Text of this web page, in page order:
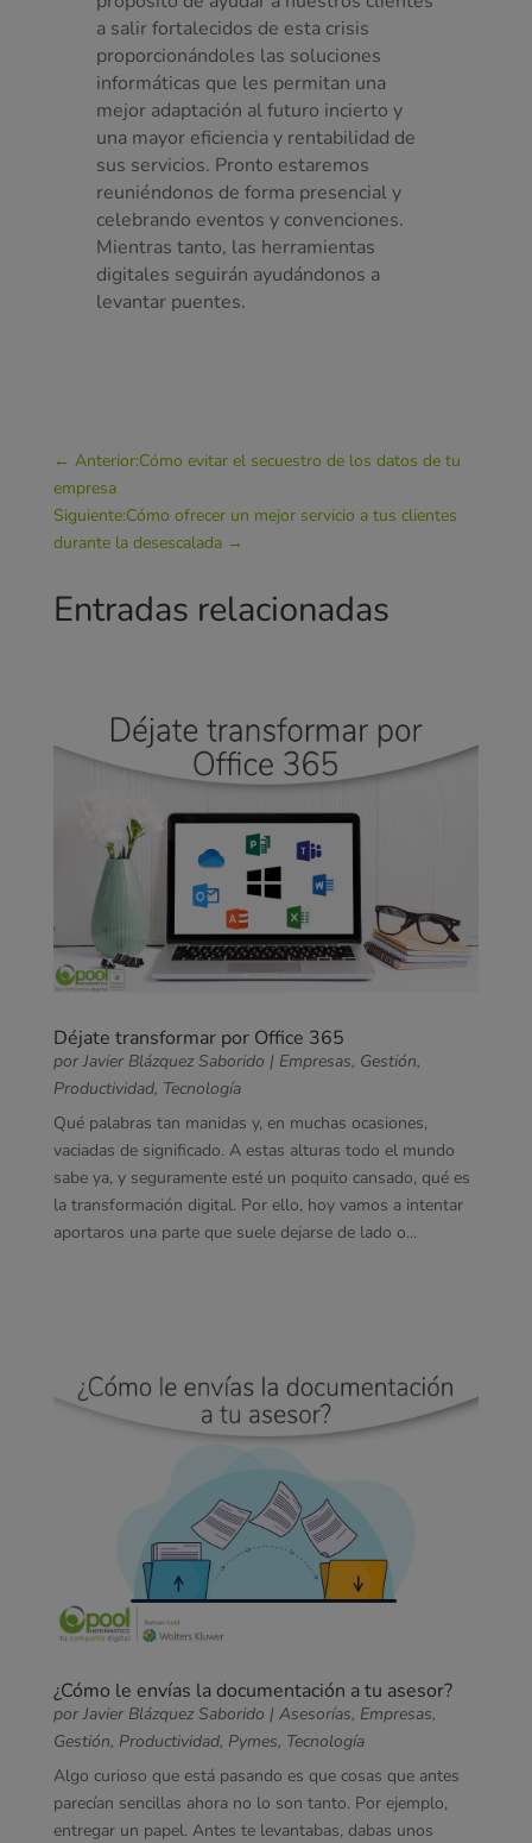
a salir fortalecidos de esta crisis
proporcionándoles las soluciones
informáticas que les permitan una
mejor adaptación al futuro incierto y
una mayor eficiencia y rentabilidad de
sus servicios. Pronto estaremos
reuniéndonos de forma presencial y
celebrando eventos y convenciones.
Mientras tanto, las herramientas
digitales seguirán ayudándonos a
levantar puentes.
← Anterior:Cómo evitar el secuestro de los datos de tu
empresa
Siguiente:Cómo ofrecer un mejor servicio a tus clientes
durante la desescalada→
Entradas relacionadas
Déjate transformar por Office 365
porJavier Blázquez Saborido | Empresas, Gestión,
Productividad, Tecnología
Qué palabras tan manidas y, en muchas ocasiones,
vaciadas de significado. A estas alturas todo el mundo
sabe ya, y seguramente esté un poquito cansado, qué es
la transformación digital. Por ello, hoy vamos a intentar
aportaros una parte que suele dejarse de lado o...
¿Cómo le envías la documentación a tu asesor?
porJavier Blázquez Saborido | Asesorías, Empresas,
Gestión, Productividad, Pymes, Tecnología
Algo curioso que está pasando es que cosas que antes
parecían sencillas ahora no lo son tanto. Por ejemplo,
entregar un papel. Antes te levantabas, dabas unos